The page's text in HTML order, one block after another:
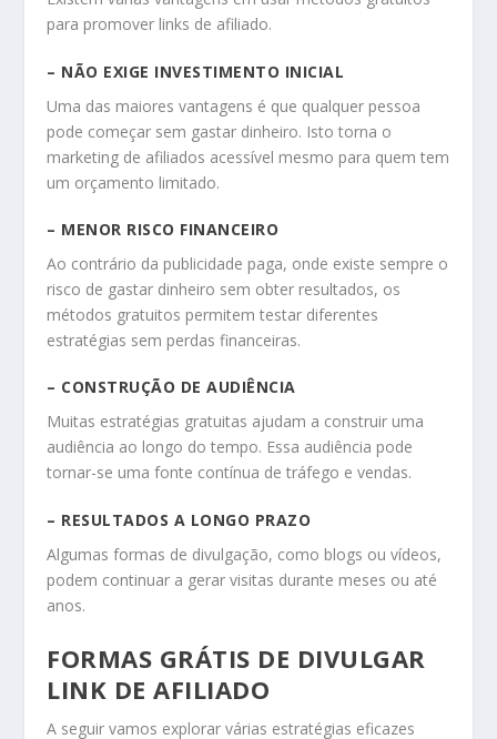
para promover links de afiliado.
– NÃO EXIGE INVESTIMENTO INICIAL
Uma das maiores vantagens é que qualquer pessoa
pode começar sem gastar dinheiro. Isto torna o
marketing de afiliados acessível mesmo para quem tem
um orçamento limitado.
– MENOR RISCO FINANCEIRO
Ao contrário da publicidade paga, onde existe sempre o
risco de gastar dinheiro sem obter resultados, os
métodos gratuitos permitem testar diferentes
estratégias sem perdas financeiras.
– CONSTRUÇÃO DE AUDIÊNCIA
Muitas estratégias gratuitas ajudam a construir uma
audiência ao longo do tempo. Essa audiência pode
tornar-se uma fonte contínua de tráfego e vendas.
– RESULTADOS A LONGO PRAZO
Algumas formas de divulgação, como blogs ou vídeos,
podem continuar a gerar visitas durante meses ou até
anos.
FORMAS GRÁTIS DE DIVULGAR
LINK DE AFILIADO
A seguir vamos explorar várias estratégias eficazes